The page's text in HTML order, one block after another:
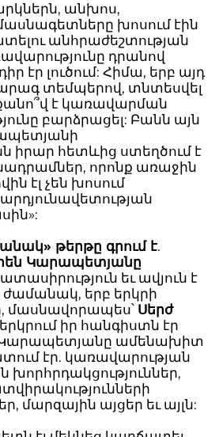
անխոս,
խոսում էին
անհրաժեշտության
դրանով
էր լուծում: Հիմա, երբ այդ
տեմպերով, տնտեսվել
է կառավարման
բարձրացել: Բանն այն
իրար հետևից ստեղծում է
որոնք առաջին
էլ չեն խոսում
թերթը գրում է.
Կարապետյանը
եւ ավյուն է
ժամանակ, երբ երկրի
մասնավորապես՝ Սերժ
իր հանգիստն էր
Կարապետյանը ամենախիտ
էր. կառավարության
խորհրդակցություններ,
մարզային այցեր եւ այլն: